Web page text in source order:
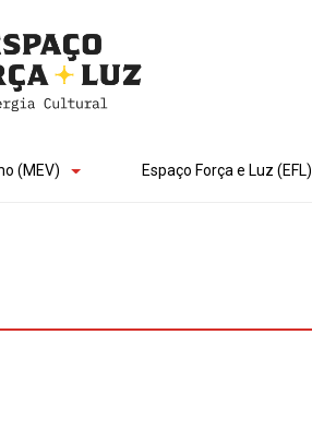
(MEV) Espaço Força e Luz (EFL)